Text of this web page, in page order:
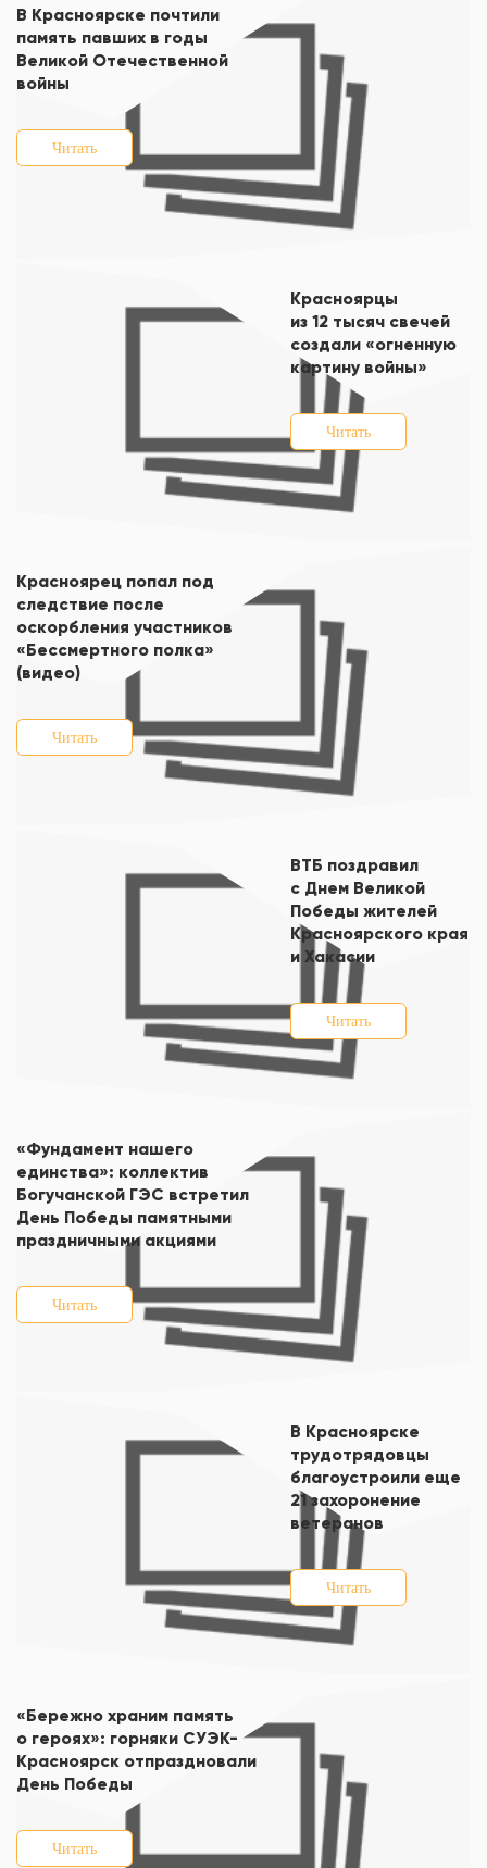
В Красноярске почтили
память павших в годы
Великой Отечественной
войны
Читать
Красноярцы
из 12 тысяч свечей
создали «огненную
картину войны»
Читать
Красноярец попал под
следствие после
оскорбления участников
«Бессмертного полка»
(видео)
Читать
ВТБ поздравил
с Днем Великой
Победы жителей
Красноярского края
и Хакасии
Читать
«Фундамент нашего
единства»: коллектив
Богучанской ГЭС встретил
День Победы памятными
праздничными акциями
Читать
В Красноярске
трудотрядовцы
благоустроили еще
21 захоронение
ветеранов
Читать
«Бережно храним память
о героях»: горняки СУЭК-
Красноярск отпраздновали
День Победы
Читать